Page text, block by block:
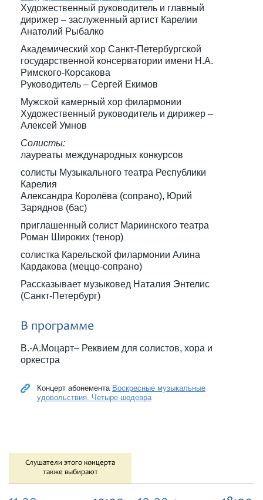
Художественный руководитель и главный
дирижер – заслуженный артист Карелии
Анатолий Рыбалко
Академический хор Санкт-Петербургской
государственной консерватории имени Н.А.
Римского-Корсакова
Руководитель – Сергей Екимов
Мужской камерный хор филармонии
Художественный руководитель и дирижер –
Алексей Умнов
Солисты:
лауреаты международных конкурсов
солисты Музыкального театра Республики
Карелия
Александра Королёва (сопрано), Юрий
Заряднов (бас)
приглашенный солист Мариинского театра
Роман Широких (тенор)
солистка Карельской филармонии Алина
Кардакова (меццо-сопрано)
Рассказывает музыковед Наталия Энтелис
(Санкт-Петербург)
В программе
В.-А.Моцарт– Реквием для солистов, хора и
оркестра
Концерт абонемента Воскресные музыкальные
удовольствия. Четыре шедевра
Слушатели этого концерта
также выбирают